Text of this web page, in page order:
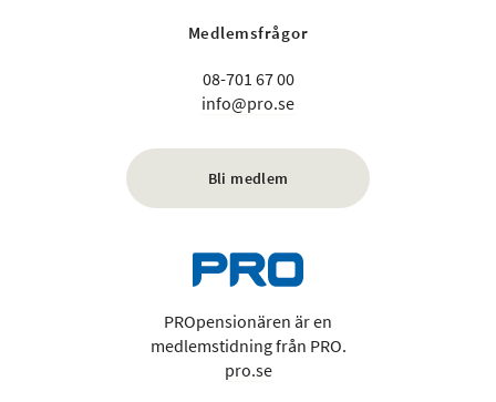
Medlemsfrågor
08-701 67 00
info@pro.se
Bli medlem
PROpensionären är en
medlemstidning från PRO.
pro.se